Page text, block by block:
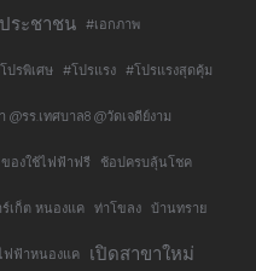
ระชาชน #เอกภาพ
ปรพิเศษ #โปรแรง #โปรแรงสุดคุ้ม
รร.เทศบาล8 @วัดเจดีย์งาม
ของใช้ไฟฟ้าฟรี ช้อปครบลุ้นโชค
เก็ต หนองแค ท่าโขลง บ้านทราย
ฟฟ้าหนองแค เปิดสาขาใหม่